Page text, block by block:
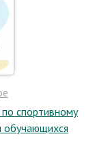
спортивному
обучающихся